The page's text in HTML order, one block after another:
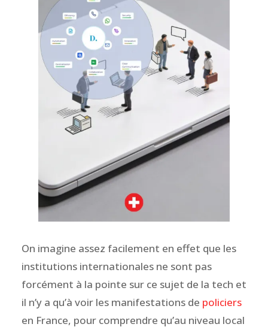
On imagine assez facilement en effet que les
institutions internationales ne sont pas
forcément à la pointe sur ce sujet de la tech et
il n’y a qu’à voir les manifestations de policiers
en France, pour comprendre qu’au niveau local